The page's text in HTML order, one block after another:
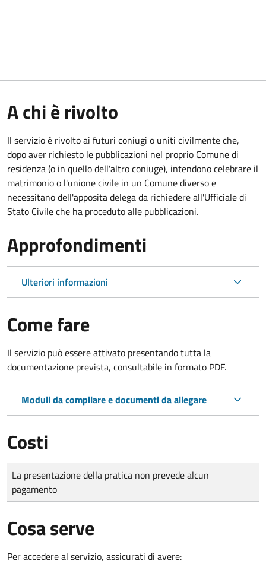
A chi è rivolto
Il servizio è rivolto ai futuri coniugi o uniti civilmente che,
dopo aver richiesto le pubblicazioni nel proprio Comune di
residenza (o in quello dell'altro coniuge), intendono celebrare il
matrimonio o l'unione civile in un Comune diverso e
necessitano dell'apposita delega da richiedere all'Ufficiale di
Stato Civile che ha proceduto alle pubblicazioni.
Approfondimenti
Ulteriori informazioni
Come fare
Il servizio può essere attivato presentando tutta la
documentazione prevista, consultabile in formato PDF.
Moduli da compilare e documenti da allegare
Costi
Tipo di pagamento
Importo
La presentazione della pratica non prevede alcun
pagamento
Cosa serve
Per accedere al servizio, assicurati di avere: